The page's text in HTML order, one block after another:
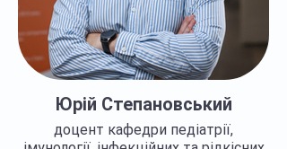
Юрій Степановський
доцент кафедри педіатрії,